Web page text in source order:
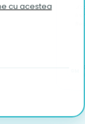
îi vin